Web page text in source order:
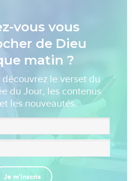
vous vous
de Dieu
matin ?
découvrez le verset du
du Jour, les contenus
les nouveautés.
Je m'inscris